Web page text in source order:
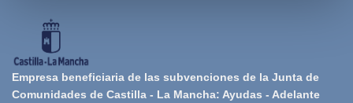
Empresa beneficiaria de las subvenciones de la Junta de
Comunidades de Castilla - La Mancha: Ayudas - Adelante